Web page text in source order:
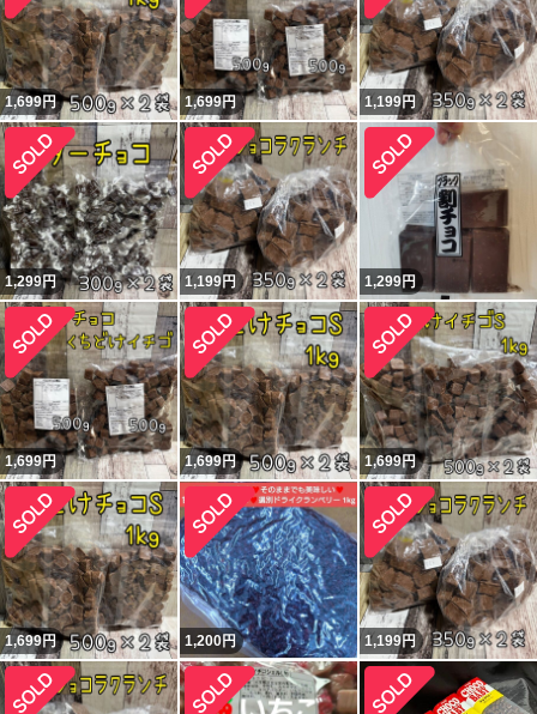
1,699円 1,699円 1,199円
1,299円 1,199円 1,299円
1,699円 1,699円 1,699円
1,699円 1,200円 1,199円